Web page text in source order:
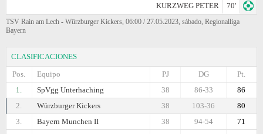
KURZWEG PETER
70'
TSV Rain am Lech - Würzburger Kickers, 06:00 / 27.05.2023, sábado, Regionalliga
Bayern
CLASIFICACIONES
Pos.
Equipo Pt.
DG
PJ
1.
SpVgg Unterhaching 86
86-33
38
2.
Würzburger Kickers 80
103-36
38
3.
Bayern Munchen II 71
94-54
38